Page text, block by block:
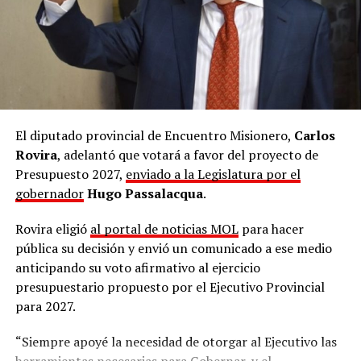
último momento se suman las ya conocidas resistencias
que había en el bloque radical de parte deMaximiliano
(Buenos Aires), Daniel Kroneberger
Este último se encuentra impedido de viajar para la
sesión de mañana por problemas de salud, y pidió que se
le dé el mismo tratamiento que a la kirchnerista
mendocinaAnabel Fernández Sagasti, autorizada por
la vicepresidentaVictoria Villarruel
embarazo de 32 semanas con prescripción médica de no
viajar largas distancias.
Entre los gobernadores que rechazan la reforma de la
Ley de Tierras, se anota también el misionero
senadores Carlos ArceySonia Rojas Decuta votar
El diputado provincial de Encuentro Misionero, Carlos
Rovira, adelantó que votará a favor del proyecto de
Presupuesto 2027, enviado a la Legislatura por el
gobernadorHugo Passalacqua.
Rovira eligió al portal de noticias MOLpara hacer
pública su decisión y envió un comunicado a ese medio
anticipando su voto afirmativo al ejercicio
presupuestario propuesto por el Ejecutivo Provincial
para 2027.
“Siempre apoyé la necesidad de otorgar al Ejecutivo las